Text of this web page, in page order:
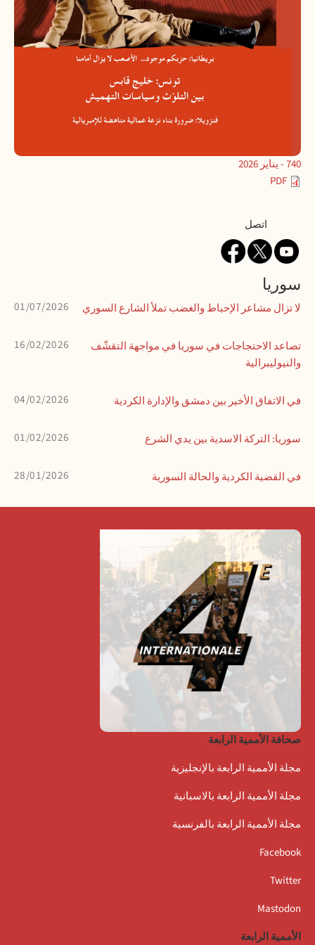
740 - يناير 2026
PDF
Contactاتصل
سوريا
01/07/2026 لا تزال مشاعر الإحباط والغضب تملأ الشارع السوري
16/02/2026
تصاعد الاحتجاجات في سوريا في مواجهة التقشّف
والنيوليبرالية
04/02/2026 في الاتفاق الأخير بين دمشق والإدارة الكردية
01/02/2026 سوريا: التركة الاسدية بين يدي الشرع
28/01/2026 في القضية الكردية والحالة السورية
صحافة الأممية الرابعة
مجلة الأممية الرابعة بالإنجليزية
مجلة الأممية الرابعة بالاسبانية
مجلة الأممية الرابعة بالفرنسية
Facebook
Twitter
Mastodon
الأممية الرابعة